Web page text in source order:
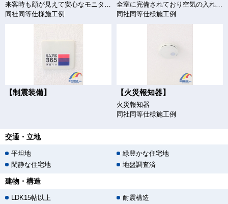
来客時も顔が見えて安心なモニター付きインターホン
同社同等仕様施工例
全室に完備されており空気の入れ替えもバッチリ♪
同社同等仕様施工例
【制震装備】 【火災報知器】
火災報知器
同社同等仕様施工例
交通・立地
平坦地
緑豊かな住宅地
閑静な住宅地
地盤調査済
建物・構造
LDK15帖以上
耐震構造